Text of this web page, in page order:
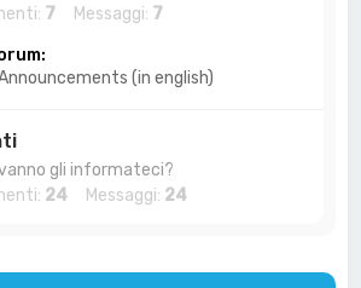
7 Messaggi: 7
(in english)
gli informateci?
24 Messaggi: 24